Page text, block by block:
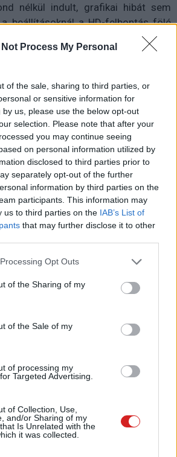
Not Process My Personal
of the sale, sharing to third parties, or
or sensitive information for
us, please use the below opt-out
selection. Please note that after your
you may continue seeing
on personal information utilized by
disclosed to third parties prior to
separately opt-out of the further
information by third parties on the
participants. This information may
us to third parties on the IAB’s List of
that may further disclose it to other
website/app uses one or more Google
or usage behaviour. You may click to
to Google and its third-party tags to
specified purposes in below Google
Opt Outs
of the Sharing of my
of the Sale of my
of processing my
Targeted Advertising.
of Collection, Use,
and/or Sharing of my
Is Unrelated with the
it was collected.
nélkül indult, grafikai hibát sem
beállításoknál a HD-felbontás fölé
- igaz, így sikerült magas
is stabil 35-40 fps-t elérni.
pedig nem is volt elérhető.
sőt!
" kérdésre felemás választ tudunk
igen, a Crysis fut a Snapdragon X
Zenbook A14-en, de ezzel a
felbontásban sajnos be kell érned
3 képkockával. Ha a diavetítést nem
sajnos a válasz nem, a játszható
részletesség és HD-felbontás
jól szerepelt, a DirectX-alapú címek
a Vulkan pedig egyenesen hasított.